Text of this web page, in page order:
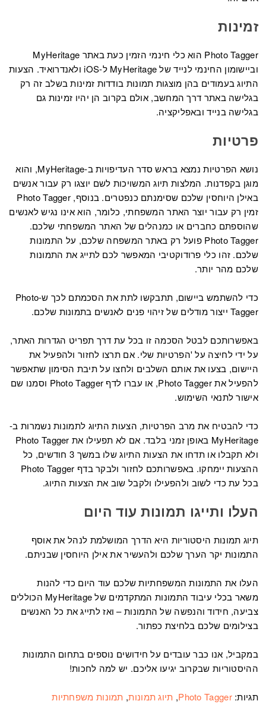
זמינות
Photo Tagger הוא כלי חינמי הזמין כעת באתר MyHeritage
וביישומון החינמי לנייד של MyHeritage ל-iOS ולאנדרואיד. הצעות
התיוג בעמודים בהן מוצגות תמונות בודדות זמינות בשלב זה רק
בגלישה באתר דרך המחשב, אולם בקרוב הן יהיו זמינות גם
בגלישה בנייד ובאפליקציה.
פרטיות
נושא הפרטיות נמצא בראש סדר העדיפויות ב-MyHeritage, והוא
מוגן בקפדנות. המלצות תיוג המשויכות לשם יוצגו רק עבור אנשים
באילן היוחסין שלכם שסימנתם כנפטרים. בנוסף, Photo Tagger
זמין רק עבור יוצר האתר המשפחתי, כלומר, הוא אינו נגיש לאנשים
שהוספתם כחברים או כמנהלים של האתר המשפחתי שלכם.
Photo Tagger פועל רק באתר המשפחה שלכם, על התמונות
שלכם. זהו כלי פרודוקטיבי המאפשר לכם לתייג את התמונות
שלכם מהר יותר.
כדי להשתמש ביישום, תתבקשו לתת את הסכמתם לכך ש-Photo
Tagger ייצור מודלים של זיהוי פנים לאנשים בתמונות שלכם.
באפשרותכם לבטל הסכמה זו בכל עת דרך תפריט הגדרות האתר,
על ידי לחיצה על 'הפרטיות שלי. אם תרצו לחזור ולהפעיל את
היישום, בצעו את אותם השלבים ולחצו על תיבת הסימון שתאפשר
להפעיל את Photo Tagger, או עברו לדף Photo Tagger וסמנו שם
אישור לתנאי השימוש.
כדי להבטיח את מרב הפרטיות, הצעות התיוג לתמונות נשמרות ב-
MyHeritage באופן זמני בלבד. אם לא תפעילו את Photo Tagger
ולא תקבלו או תדחו את הצעות התיוג שלו במשך 3 חודשים, כל
ההצעות יימחקו. באפשרותכם לחזור ולבקר בדף Photo Tagger
בכל עת כדי לשוב ולהפעילו ולקבל שוב את הצעות התיוג.
העלו ותייגו תמונות עוד היום
תיוג תמונות היסטוריות היא הדרך המושלמת לנהל את אוסף
התמונות יקר הערך שלכם ולהעשיר את אילן היוחסין שבניתם.
העלו את התמונות המשפחתיות שלכם עוד היום כדי להנות
משאר בכלי עיבוד התמונות המתקדמים של MyHeritage הכוללים
צביעה, חידוד והנפשה של התמונות – ואז לתייג את כל האנשים
בצילומים שלכם בלחיצת כפתור.
במקביל, אנו כבר עובדים על חידושים נוספים בתחום התמונות
ההיסטוריות שבקרוב יגיעו אליכם. יש למה לחכות!
תגיות:Photo Tagger
, תיוג תמונות, תמונות משפחתיות